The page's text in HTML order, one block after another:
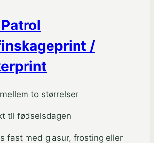
/
to størrelser
til fødselsdagen
fast med glasur, frosting eller